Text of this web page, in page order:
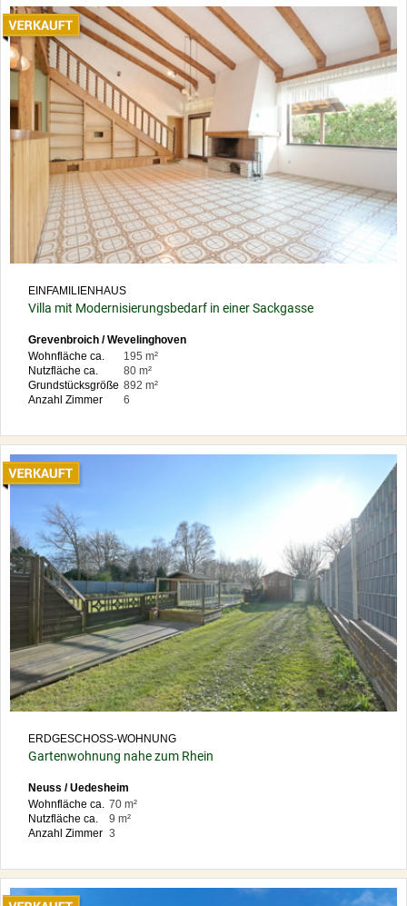
EINFAMILIENHAUS
Villa mit Modernisierungsbedarf in einer Sackgasse
Grevenbroich / Wevelinghoven
Wohnfläche ca.
195 m²
Nutzfläche ca.
80 m²
Grundstücksgröße 892 m²
Anzahl Zimmer
6
ERDGESCHOSS-WOHNUNG
Gartenwohnung nahe zum Rhein
Neuss / Uedesheim
Wohnfläche ca. 70 m²
Nutzfläche ca.
9 m²
Anzahl Zimmer 3